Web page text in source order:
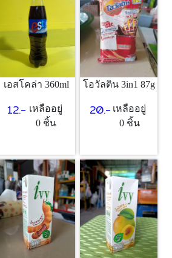
เอสโคล่า 360ml
12.- เหลืออยู่
0 ชิ้น
โอวัลติน 3in1 87g
20.- เหลืออยู่
0 ชิ้น